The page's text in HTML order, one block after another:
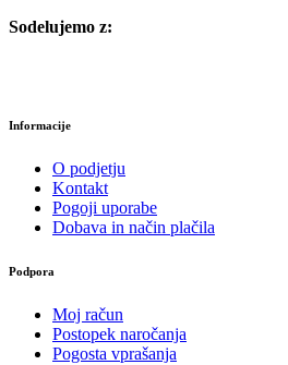
Sodelujemo z:
Informacije
O podjetju
Kontakt
Pogoji uporabe
Dobava in način plačila
Podpora
Moj račun
Postopek naročanja
Pogosta vprašanja